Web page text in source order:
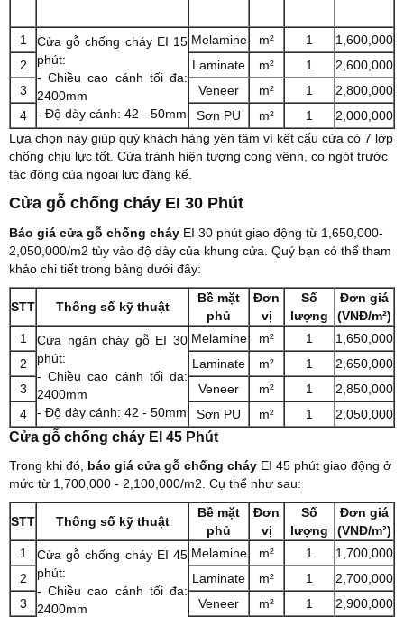
1
Cửa gỗ chống cháy EI 15
phút:
- Chiều cao cánh tối đa:
2400mm
- Độ dày cánh: 42 - 50mm
Melamine m² 1
1,600,000
2
Laminate m² 1
2,600,000
3
Veneer m² 1
2,800,000
4
Sơn PU m² 1
2,000,000
Lựa chọn này giúp quý khách hàng yên tâm vì kết cấu cửa có 7 lớp
chống chịu lực tốt. Cửa tránh hiện tượng cong vênh, co ngót trước
tác động của ngoại lực đáng kể.
Cửa gỗ chống cháy EI 30 Phút
Báo giá cửa gỗ chống cháy EI 30 phút giao động từ 1,650,000-
2,050,000/m2 tùy vào độ dày của khung cửa. Quý bạn có thể tham
khảo chi tiết trong bảng dưới đây:
STT Thông số kỹ thuật
Bề mặt
phủ
Đơn
vị
Số
lượng
Đơn giá
(VNĐ/m²)
1
Cửa ngăn cháy gỗ EI 30
phút:
- Chiều cao cánh tối đa:
2400mm
- Độ dày cánh: 42 - 50mm
Melamine m² 1
1,650,000
2
Laminate m² 1
2,650,000
3
Veneer m² 1
2,850,000
4
Sơn PU m² 1 2,050,000
Cửa gỗ chống cháy EI 45 Phút
Trong khi đó, báo giá cửa gỗ chống cháy EI 45 phút giao động ở
mức từ 1,700,000 - 2,100,000/m2. Cụ thể như sau:
STT Thông số kỹ thuật
Bề mặt
phủ
Đơn
vị
Số
lượng
Đơn giá
(VNĐ/m²)
1
Cửa gỗ chống cháy EI 45
phút:
- Chiều cao cánh tối đa:
2400mm
Melamine m² 1
1,700,000
2
Laminate m² 1
2,700,000
3
Veneer m² 1 2,900,000